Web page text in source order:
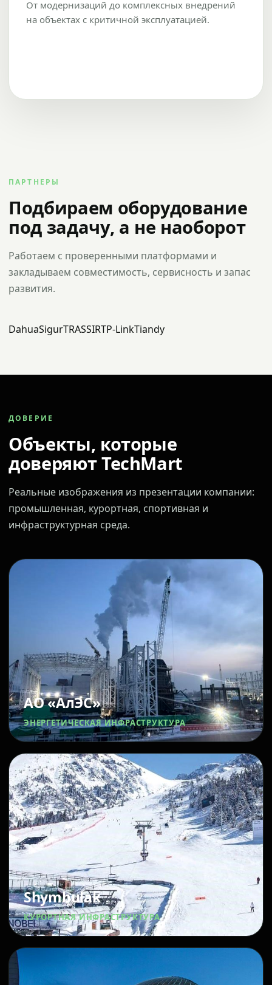
От модернизаций до комплексных внедрений
на объектах с критичной эксплуатацией.
ПАРТНЕРЫ
Подбираем оборудование
под задачу, а не наоборот
Работаем с проверенными платформами и
закладываем совместимость, сервисность и запас
развития.
DahuaSigurTRASSIRTP-LinkTiandy
ДОВЕРИЕ
Объекты, которые
доверяют TechMart
Реальные изображения из презентации компании:
промышленная, курортная, спортивная и
инфраструктурная среда.
АО «АлЭС»
ЭНЕРГЕТИЧЕСКАЯ ИНФРАСТРУКТУРА
Shymbulak
КУРОРТНАЯ ИНФРАСТРУКТУРА